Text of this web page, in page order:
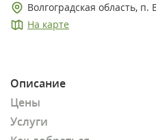
Волгоградская область,
На карте
Описание
Цены
Услуги